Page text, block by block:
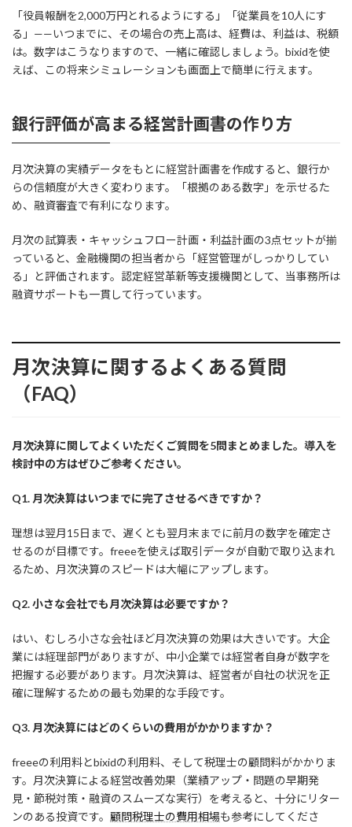
「役員報酬を2,000万円とれるようにする」「従業員を10人にす
る」——いつまでに、その場合の売上高は、経費は、利益は、税額
は。数字はこうなりますので、一緒に確認しましょう。bixidを使
えば、この将来シミュレーションも画面上で簡単に行えます。
銀行評価が高まる経営計画書の作り方
月次決算の実績データをもとに経営計画書を作成すると、銀行か
らの信頼度が大きく変わります。「根拠のある数字」を示せるた
め、融資審査で有利になります。
月次の試算表・キャッシュフロー計画・利益計画の3点セットが揃
っていると、金融機関の担当者から「経営管理がしっかりしてい
る」と評価されます。認定経営革新等支援機関として、当事務所は
融資サポートも一貫して行っています。
月次決算に関するよくある質問
（FAQ）
月次決算に関してよくいただくご質問を5問まとめました。導入を
検討中の方はぜひご参考ください。
Q1. 月次決算はいつまでに完了させるべきですか？
理想は翌月15日まで、遅くとも翌月末までに前月の数字を確定さ
せるのが目標です。freeeを使えば取引データが自動で取り込まれ
るため、月次決算のスピードは大幅にアップします。
Q2. 小さな会社でも月次決算は必要ですか？
はい、むしろ小さな会社ほど月次決算の効果は大きいです。大企
業には経理部門がありますが、中小企業では経営者自身が数字を
把握する必要があります。月次決算は、経営者が自社の状況を正
確に理解するための最も効果的な手段です。
Q3. 月次決算にはどのくらいの費用がかかりますか？
freeeの利用料とbixidの利用料、そして税理士の顧問料がかかりま
す。月次決算による経営改善効果（業績アップ・問題の早期発
見・節税対策・融資のスムーズな実行）を考えると、十分にリター
ンのある投資です。 顧問税理士の費用相場も参考にしてくださ